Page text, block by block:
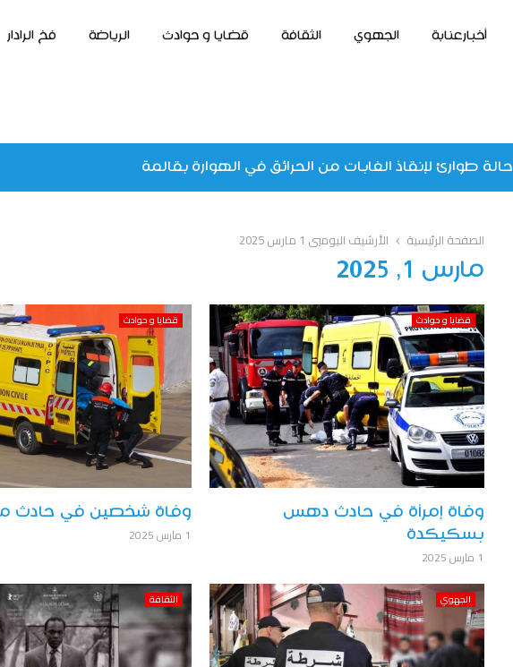
أخبارعنابة الجهوي الثقافة قضايا و حوادث الرياضة فخ الرادار
حالة طوارئ لإنقاذ الغابات من الحرائق في الهوارة بقالمة
الصفحة الرئيسية الأرشيف اليوميي 1 مارس 2025
مارس 1, 2025
قضايا و حوادث
وفاة إمرأة في حادث دهس
بسكيكدة
1 مارس 2025
قضايا و حوادث
وفاة شخصين في حادث
1 مارس 2025
الجهوي الثقافة